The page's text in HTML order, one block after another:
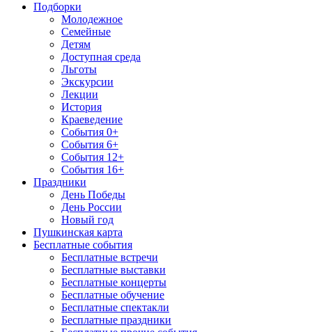
Подборки
Молодежное
Семейные
Детям
Доступная среда
Льготы
Экскурсии
Лекции
История
Краеведение
События 0+
События 6+
События 12+
События 16+
Праздники
День Победы
День России
Новый год
Пушкинская карта
Бесплатные события
Бесплатные встречи
Бесплатные выставки
Бесплатные концерты
Бесплатные обучение
Бесплатные спектакли
Бесплатные праздники